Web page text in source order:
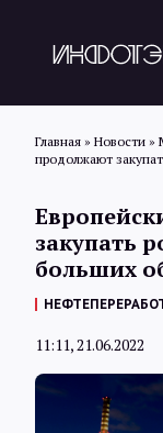
Главная » Новости »
продолжают
закупать
больших
11:11, 21.06.2022